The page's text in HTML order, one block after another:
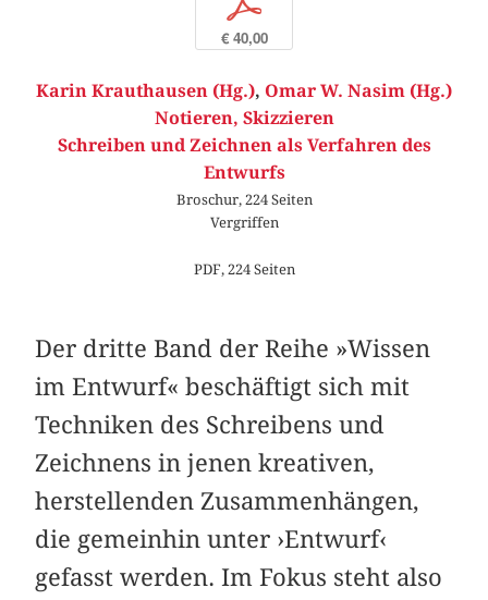
€ 40,00
Karin Krauthausen (Hg.), Omar W. Nasim (Hg.)
Notieren, Skizzieren
Schreiben und Zeichnen als Verfahren des
Entwurfs
Broschur, 224 Seiten
Vergriffen
PDF, 224 Seiten
Der dritte Band der Reihe »Wissen
im Entwurf« ­beschäftigt sich mit
Techniken des Schreibens und
Zeichnens in jenen kreativen,
herstellenden Zusammenhängen,
die gemeinhin unter ›Entwurf‹
gefasst werden. Im Fokus steht also